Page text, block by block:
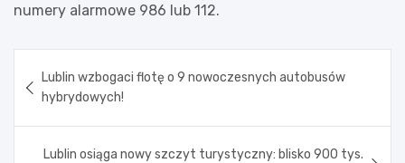
numery alarmowe 986 lub 112.
wpisu
Lublin wzbogaci flotę o 9 nowoczesnych autobusów
hybrydowych!
Lublin osiąga nowy szczyt turystyczny: blisko 900 tys.